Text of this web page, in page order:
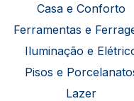
Casa e Conforto
Ferramentas e
Iluminação e
Pisos e
Lazer